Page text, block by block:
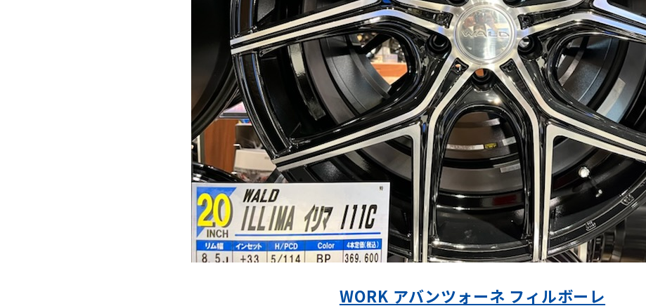
WORK アバンツォーネ フィルボーレ